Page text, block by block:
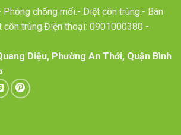
chống mối.- Diệt côn trùng.- Bán
trùng.Điện thoại: 0901000380 -
Diệu, Phường An Thới, Quận Bình